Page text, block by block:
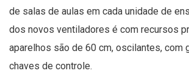
de salas de aulas em cada unidade de
dos novos ventiladores é com recursos
aparelhos são de 60 cm, oscilantes, com
chaves de controle.